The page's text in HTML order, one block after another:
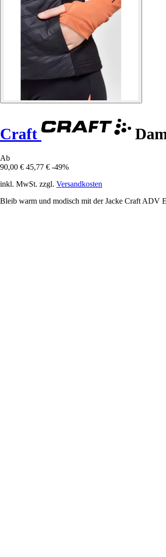
Craft
Ab
90,00 € 45,77 € -49%
inkl. MwSt. zzgl. Versandkosten
Bleib warm und modisch mit der Jacke Craft ADV